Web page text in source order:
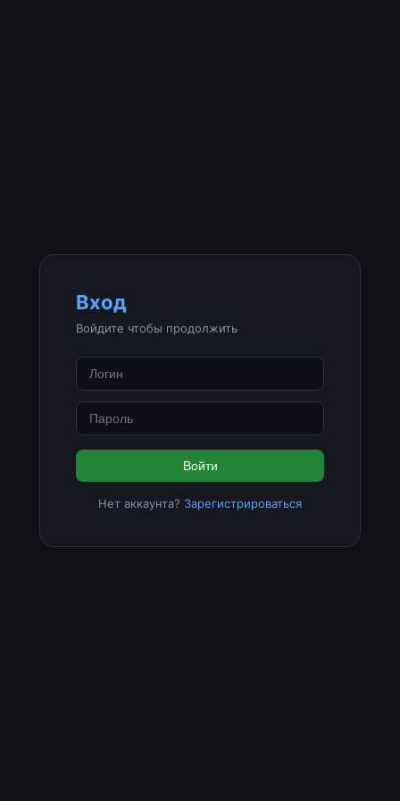
Вход
Войдите чтобы продолжить
Войти
Нет аккаунта? Зарегистрироваться